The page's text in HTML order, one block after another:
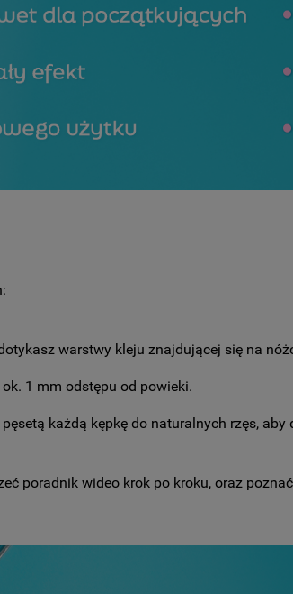
warstwy kleju znajdującej się na
1 mm odstępu od powieki.
każdą kępkę do naturalnych rzęs, aby
poradnik wideo krok po kroku, oraz